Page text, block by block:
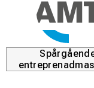
Minsta beställning:
Leverans:25 st.